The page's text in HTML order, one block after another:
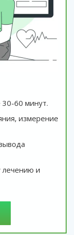
60 минут.
измерение
и